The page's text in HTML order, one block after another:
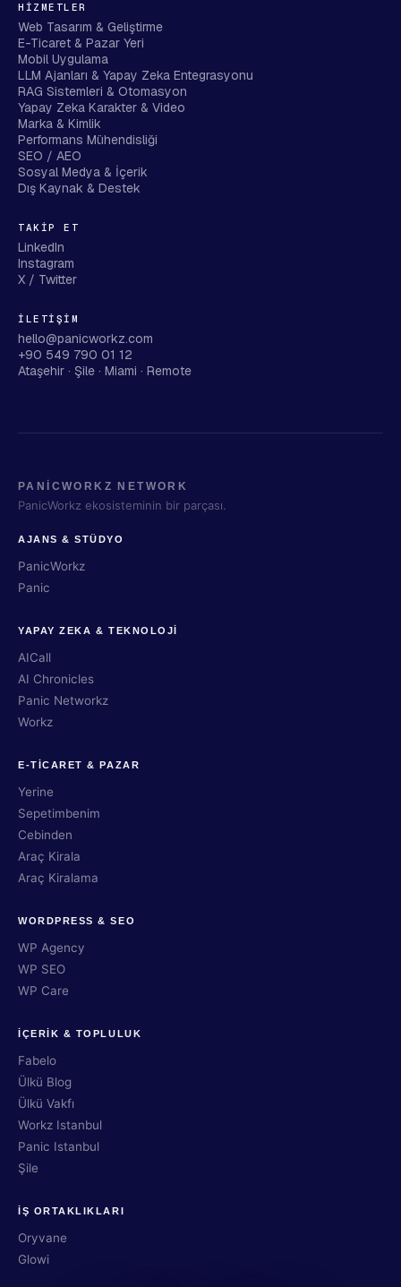
HIZMETLER
Web Tasarım & Geliştirme
E-Ticaret & Pazar Yeri
Mobil Uygulama
LLM Ajanları & Yapay Zeka Entegrasyonu
RAG Sistemleri & Otomasyon
Yapay Zeka Karakter & Video
Marka & Kimlik
Performans Mühendisliği
SEO / AEO
Sosyal Medya & İçerik
Dış Kaynak & Destek
TAKIP ET
LinkedIn
Instagram
X / Twitter
İLETIŞIM
hello@panicworkz.com
+90 549 790 01 12
Ataşehir · Şile · Miami · Remote
PANİCWORKZ NETWORK
PanicWorkz ekosisteminin bir parçası.
AJANS & STÜDYO
PanicWorkz
Panic
YAPAY ZEKA & TEKNOLOJİ
AICall
AI Chronicles
Panic Networkz
Workz
E-TİCARET & PAZAR
Yerine
Sepetimbenim
Cebinden
Araç Kirala
Araç Kiralama
WORDPRESS & SEO
WP Agency
WP SEO
WP Care
İÇERİK & TOPLULUK
Fabelo
Ülkü Blog
Ülkü Vakfı
Workz Istanbul
Panic Istanbul
Şile
İŞ ORTAKLIKLARI
Oryvane
Glowi